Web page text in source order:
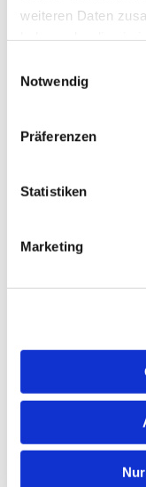
weiteren Daten
Notwendig
Präferenzen
Statistiken
Marketing